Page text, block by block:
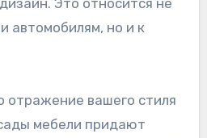
Это относится не
автомобилям, но и к
отражение вашего стиля
мебели придают